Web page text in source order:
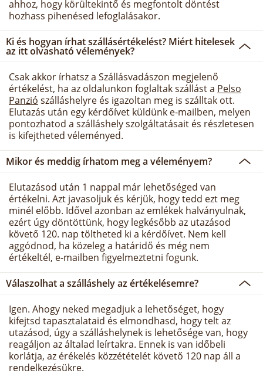
ahhoz, hogy körültekintő és megfontolt döntést
hozhass pihenésed lefoglalásakor.
Ki és hogyan írhat szállásértékelést? Miért hitelesek
az itt olvasható vélemények?
Csak akkor írhatsz a Szállásvadászon megjelenő
értékelést, ha az oldalunkon foglaltak szállást a Pelso
Panzió szálláshelyre és igazoltan meg is szálltak ott.
Elutazás után egy kérdőívet küldünk e-mailben, melyen
pontozhatod a szálláshely szolgáltatásait és részletesen
is kifejtheted véleményed.
Mikor és meddig írhatom meg a véleményem?
Elutazásod után 1 nappal már lehetőséged van
értékelni. Azt javasoljuk és kérjük, hogy tedd ezt meg
minél előbb. Idővel azonban az emlékek halványulnak,
ezért úgy döntöttünk, hogy legkésőbb az utazásod
követő 120. nap töltheted ki a kérdőívet. Nem kell
aggódnod, ha közeleg a határidő és még nem
értékeltél, e-mailben figyelmeztetni fogunk.
Válaszolhat a szálláshely az értékelésemre?
Igen. Ahogy neked megadjuk a lehetőséget, hogy
kifejtsd tapasztalataid és elmondhasd, hogy telt az
utazásod, úgy a szálláshelynek is lehetősége van, hogy
reagáljon az általad leírtakra. Ennek is van időbeli
korlátja, az érékelés közzétételét követő 120 nap áll a
rendelkezésükre.